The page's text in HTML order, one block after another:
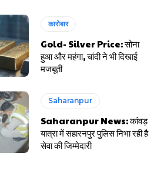
कारोबार
Gold- Silver Price: सोना
हुआ और महंगा, चांदी ने भी दिखाई
मजबूती
Saharanpur
Saharanpur News: कांवड़
यात्रा में सहारनपुर पुलिस निभा रही है
सेवा की जिम्मेदारी